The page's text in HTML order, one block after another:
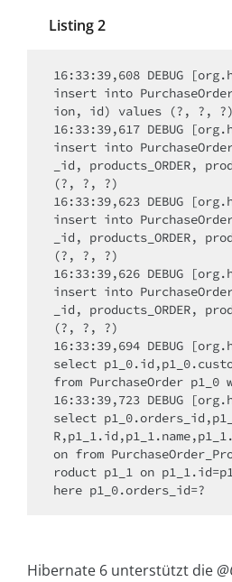
Listing 2
16:33:39,608 DEBUG
insert into
ion, id) values (?, ?, ?)
16:33:39,617 DEBUG
insert into
_id, products_ORDER,
(?, ?, ?)
16:33:39,623 DEBUG
insert into
_id, products_ORDER,
(?, ?, ?)
16:33:39,626 DEBUG
insert into
_id, products_ORDER,
(?, ?, ?)
16:33:39,694 DEBUG
select
from PurchaseOrder p1_0
16:33:39,723 DEBUG
select
on from
roduct p1_1 on
here p1_0.orders_id=?
Hibernate 6 unterstützt die